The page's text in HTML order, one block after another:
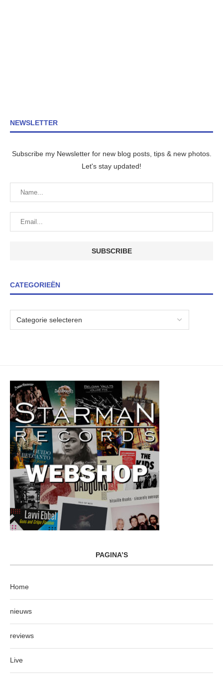
NEWSLETTER
Subscribe my Newsletter for new blog posts, tips & new photos.
Let's stay updated!
CATEGORIEËN
PAGINA’S
Home
nieuws
reviews
Live